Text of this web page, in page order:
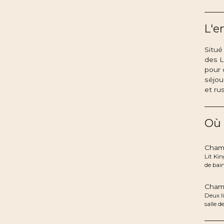
des
pour
et
Où
Lit
de
Deux
salle